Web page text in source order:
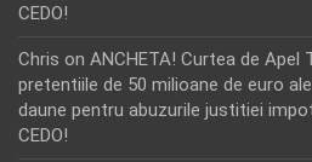
CEDO!
Chris on ANCHETA! Curtea de Apel
pretentiile de 50 milioane de euro
daune pentru abuzurile justitiei
CEDO!